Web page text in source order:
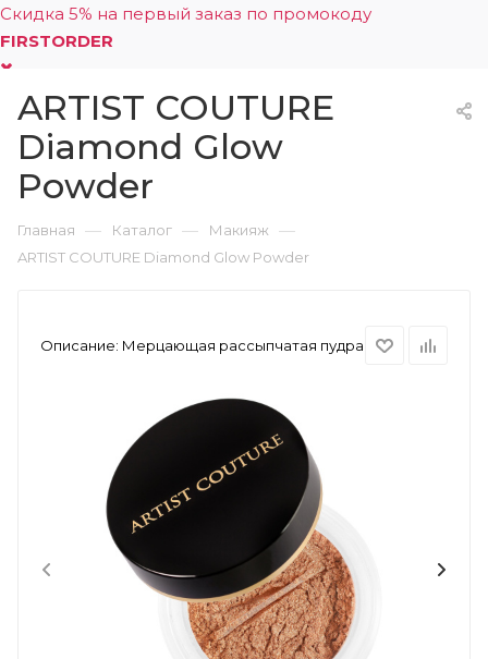
Скидка 5% на первый заказ по промокоду
FIRSTORDER
0
ARTIST COUTURE
Diamond Glow
Powder
Главная — Каталог — Макияж —
ARTIST COUTURE Diamond Glow Powder
Описание: Мерцающая рассыпчатая пудра